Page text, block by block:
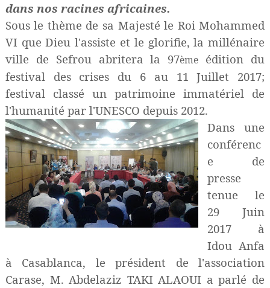
dans nos racines africaines.
Sous le thème de sa Majesté le Roi Mohammed
VI que Dieu l'assiste et le glorifie, la millénaire
ville de Sefrou abritera la 97ème édition du
festival des crises du 6 au 11 Juillet 2017;
festival classé un patrimoine immatériel de
l'humanité par l'UNESCO depuis 2012.
Dans une
conférenc
e de
presse
tenue le
29 Juin
2017 à
Idou Anfa
à Casablanca, le président de l'association
Carase, M.Abdelaziz TAKI ALAOUI a parlé de